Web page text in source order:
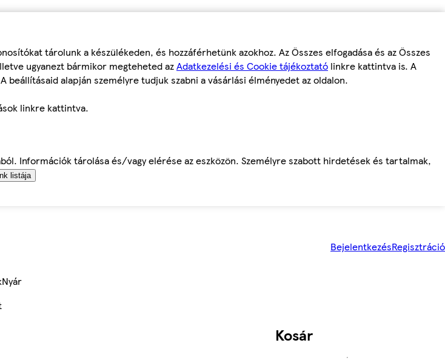
tárolunk a készülékeden, és hozzáférhetünk azokhoz. Az Összes elfogadása és az Összes
ugyanezt bármikor megteheted azAdatkezelési és Cookie tájékoztató linkre kattintva is. A
alapján személyre tudjuk szabni a vásárlási élményedet az oldalon.
linkre kattintva.
Információk tárolása és/vagy elérése az eszközön. Személyre szabott hirdetések és tartalmak,
listája
BejelentkezésRegisztráció
Nyár
Kosár